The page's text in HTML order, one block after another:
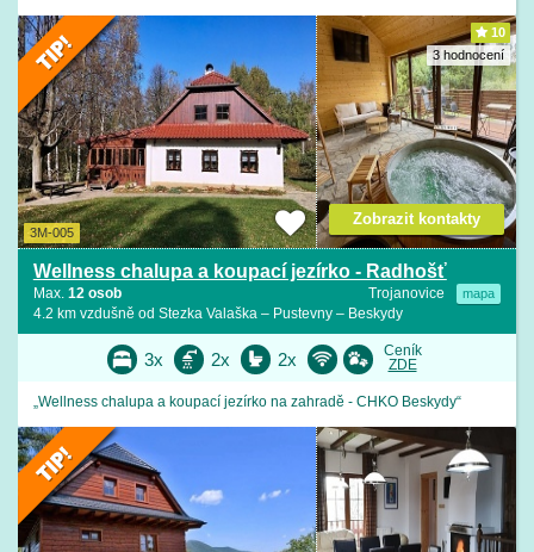
10
3 hodnocení
3M-005
Wellness chalupa a koupací jezírko - Radhošť
Trojanovice mapa
Max. 12 osob
4.2 km vzdušně od Stezka Valaška – Pustevny – Beskydy
Zobrazit kontakty
3x 2x 2x
Ceník
ZDE
„Wellness chalupa a koupací jezírko na zahradě - CHKO Beskydy“